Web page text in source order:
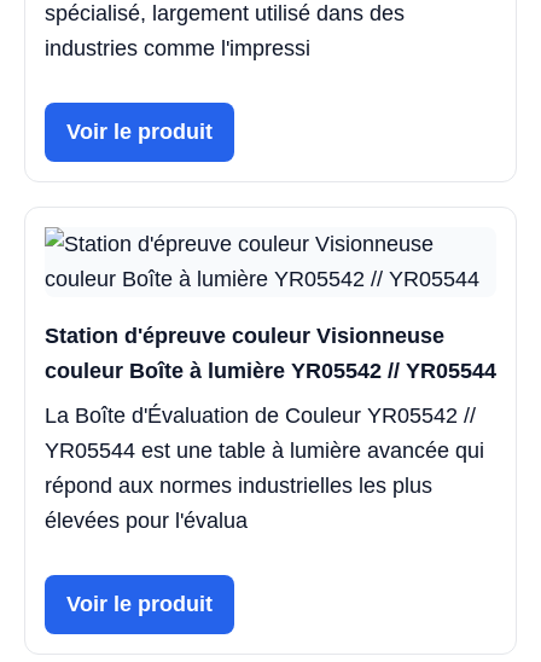
spécialisé, largement utilisé dans des
industries comme l'impressi
Voir le produit
Station d'épreuve couleur Visionneuse
couleur Boîte à lumière YR05542 // YR05544
La Boîte d'Évaluation de Couleur YR05542 //
YR05544 est une table à lumière avancée qui
répond aux normes industrielles les plus
élevées pour l'évalua
Voir le produit